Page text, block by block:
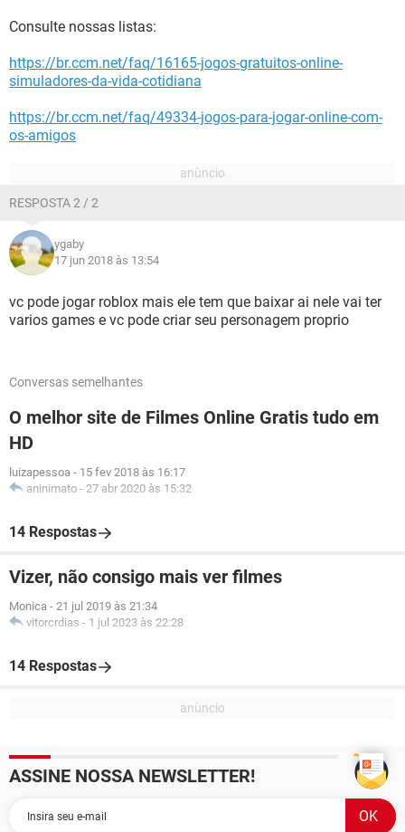
Consulte nossas listas:
https://br.ccm.net/faq/16165-jogos-gratuitos-online-
simuladores-da-vida-cotidiana
https://br.ccm.net/faq/49334-jogos-para-jogar-online-com-
os-amigos
RESPOSTA 2 / 2
ygaby
17 jun 2018 às 13:54
vc pode jogar roblox mais ele tem que baixar ai nele vai ter
varios games e vc pode criar seu personagem proprio
Conversas semelhantes
O melhor site de Filmes Online Gratis tudo em
HD
luizapessoa - 15 fev 2018 às 16:17
aninimato - 27 abr 2020 às 15:32
14 Respostas
Vizer, não consigo mais ver filmes
Monica - 21 jul 2019 às 21:34
vitorcrdias - 1 jul 2023 às 22:28
14 Respostas
ASSINE NOSSA NEWSLETTER!